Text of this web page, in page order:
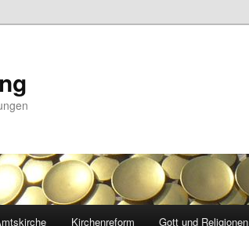
Kirchenreform Gott und Religionen